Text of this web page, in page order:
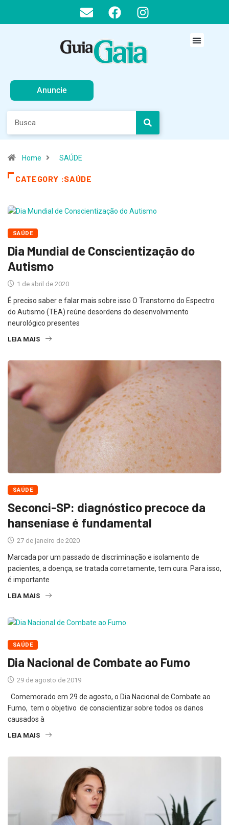
Anuncie
Home SAÚDE
CATEGORY :SAÚDE
SAÚDE
Dia Mundial de Conscientização do
Autismo
1 de abril de 2020
É preciso saber e falar mais sobre isso O Transtorno do Espectro
do Autismo (TEA) reúne desordens do desenvolvimento
neurológico presentes
LEIA MAIS
SAÚDE
Seconci-SP: diagnóstico precoce da
hanseníase é fundamental
27 de janeiro de 2020
Marcada por um passado de discriminação e isolamento de
pacientes, a doença, se tratada corretamente, tem cura. Para isso,
é importante
LEIA MAIS
SAÚDE
Dia Nacional de Combate ao Fumo
29 de agosto de 2019
Comemorado em 29 de agosto, o Dia Nacional de Combate ao
Fumo, tem o objetivo de conscientizar sobre todos os danos
causados à
LEIA MAIS